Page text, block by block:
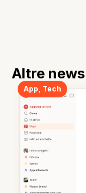
Altre news
App, Tech